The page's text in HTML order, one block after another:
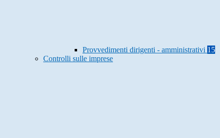
Provvedimenti dirigenti - amministrativi 15
Controlli sulle imprese